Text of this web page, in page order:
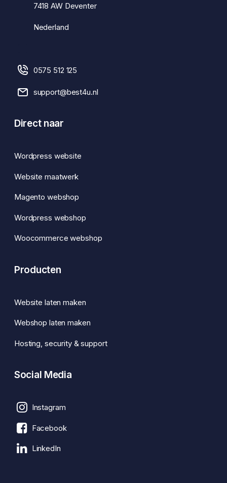
7418 AW Deventer
Nederland
0575 512 125
support@best4u.nl
Direct naar
Wordpress website
Website maatwerk
Magento webshop
Wordpress webshop
Woocommerce webshop
Producten
Website laten maken
Webshop laten maken
Hosting, security & support
Social Media
Instagram
Facebook
LinkedIn